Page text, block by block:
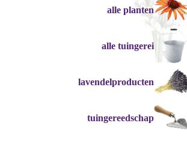
alle planten
alle tuingerei
lavendelproducten
tuingereedschap